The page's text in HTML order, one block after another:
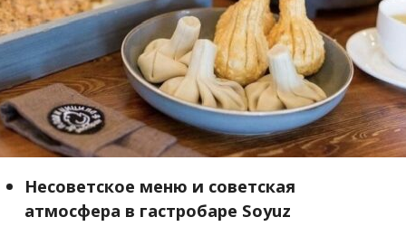
Несоветское меню и советская
атмосфера в гастробаре Soyuz